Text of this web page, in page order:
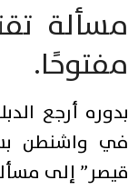
مسألة
مفتوحًا.
بدوره أرجع
في واشنطن
قيصر” إلى